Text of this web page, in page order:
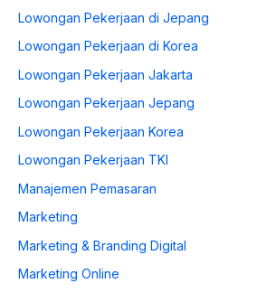
Lowongan Pekerjaan di Jepang
Lowongan Pekerjaan di Korea
Lowongan Pekerjaan Jakarta
Lowongan Pekerjaan Jepang
Lowongan Pekerjaan Korea
Lowongan Pekerjaan TKI
Manajemen Pemasaran
Marketing
Marketing & Branding Digital
Marketing Online